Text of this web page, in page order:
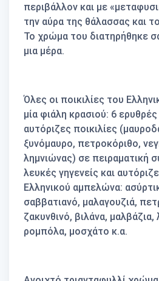
περιβάλλον και με
την αύρα της θάλασσας και
Το χρώμα του διατηρήθηκε
μια μέρα.
Όλες οι ποικιλίες του
μία φιάλη κρασιού: 6 ερυθρές
αυτόριζες ποικιλίες
ξυνόμαυρο, πετροκόριθο,
λημνιώνας) σε πειραματική
λευκές γηγενείς και
Ελληνικού αμπελώνα:
σαββατιανό, μαλαγουζιά,
ζακυνθινό, βιλάνα, μαλβάζια,
ρομπόλα, μοσχάτο κ.α.